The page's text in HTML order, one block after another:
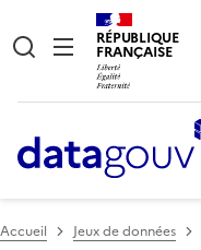
RÉPUBLIQUE
FRANÇAISE
Accueil Jeux de données